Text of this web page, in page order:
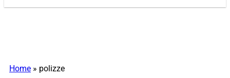
Home » polizze